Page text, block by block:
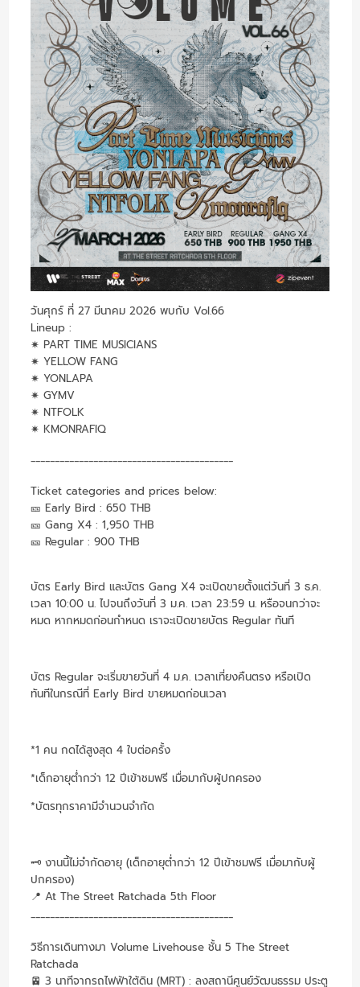
วันศุกร์ ที่ 27 มีนาคม 2026 พบกับ Vol.66
Lineup :
✷ PART TIME MUSICIANS
✷ YELLOW FANG
✷ YONLAPA
✷ GYMV
✷ NTFOLK
✷ KMONRAFIQ
__________________________________________
Ticket categories and prices below:
🎫 Early Bird : 650 THB
🎫 Gang X4 : 1,950 THB
🎫 Regular : 900 THB
บัตร Early Bird และบัตร Gang X4 จะเปิดขายตั้งแต่วันที่ 3 ธ.ค.
เวลา 10:00 น. ไปจนถึงวันที่ 3 ม.ค. เวลา 23:59 น. หรือจนกว่าจะ
หมด หากหมดก่อนกำหนด เราจะเปิดขายบัตร Regular ทันที
บัตร Regular จะเริ่มขายวันที่ 4 ม.ค. เวลาเที่ยงคืนตรง หรือเปิด
ทันทีในกรณีที่ Early Bird ขายหมดก่อนเวลา
*1 คน กดได้สูงสุด 4 ใบต่อครั้ง
*เด็กอายุต่ำกว่า 12 ปีเข้าชมฟรี เมื่อมากับผู้ปกครอง
*บัตรทุกราคามีจำนวนจำกัด
🗝️ งานนี้ไม่จำกัดอายุ (เด็กอายุต่ำกว่า 12 ปีเข้าชมฟรี เมื่อมากับผู้
ปกครอง)
📍 At The Street Ratchada 5th Floor
__________________________________________
วิธีการเดินทางมา Volume Livehouse ชั้น 5 The Street
Ratchada
🚈 3 นาทีจากรถไฟฟ้าใต้ดิน (MRT) : ลงสถานีศูนย์วัฒนธรรม ประตู